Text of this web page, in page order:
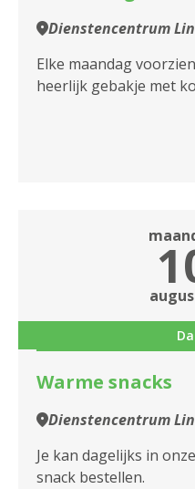
Dienstencentrum
Elke maandag
heerlijk gebakje met
Warme snacks
Dienstencentrum
Je kan dagelijks in
snack bestellen.